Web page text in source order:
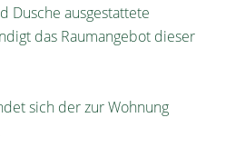
Dusche ausgestattete
das Raumangebot dieser
sich der zur Wohnung